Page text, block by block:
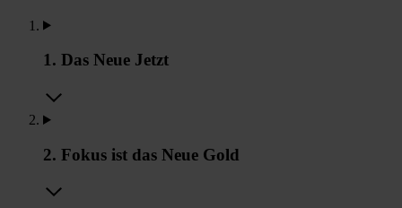
1. Das Neue Jetzt
2. Fokus ist das Neue Gold